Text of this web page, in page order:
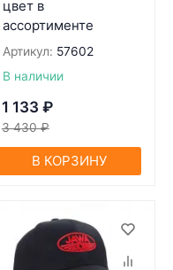
цвет в
ассортименте
Артикул: 57602
В наличии
1 133 ₽
3 430 ₽
В КОРЗИНУ